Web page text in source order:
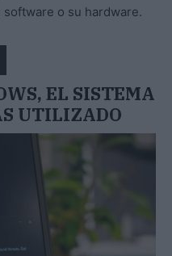
o su hardware.
EL SISTEMA
UTILIZADO